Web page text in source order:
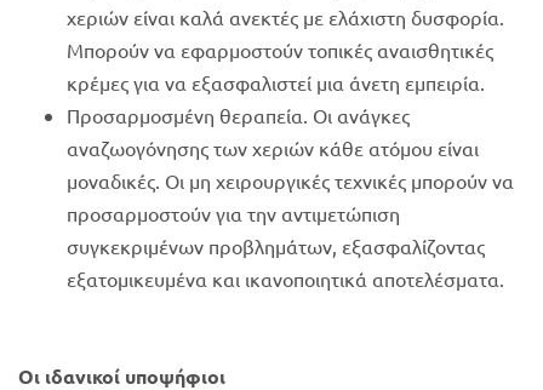
χεριών είναι καλά ανεκτές με ελάχιστη δυσφορία.
Μπορούν να εφαρμοστούν τοπικές αναισθητικές
κρέμες για να εξασφαλιστεί μια άνετη εμπειρία.
Προσαρμοσμένη θεραπεία. Οι ανάγκες
αναζωογόνησης των χεριών κάθε ατόμου είναι
μοναδικές. Οι μη χειρουργικές τεχνικές μπορούν να
προσαρμοστούν για την αντιμετώπιση
συγκεκριμένων προβλημάτων, εξασφαλίζοντας
εξατομικευμένα και ικανοποιητικά αποτελέσματα.
Οι ιδανικοί υποψήφιοι